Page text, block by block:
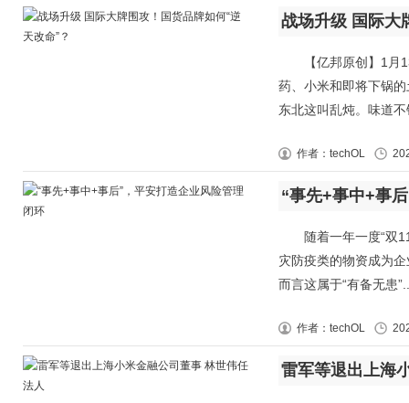
战场升级 国际大
【亿邦原创】1月13
药、小米和即将下锅
东北这叫乱炖。味道
作者：techOL
“事先+事中+事
随着一年一度“双
灾防疫类的物资成为
而言这属于“有备无患
作者：techOL
雷军等退出上海